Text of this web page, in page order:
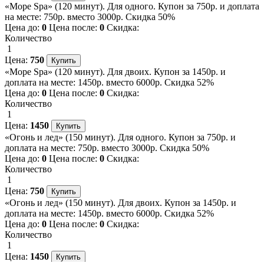
«Море Spa» (120 минут). Для одного. Купон за 750р. и доплата
на месте: 750р. вместо 3000р. Скидка 50%
Цена до: 0 Цена после: 0 Скидка:
Количество
1
Цена: 750
«Море Spa» (120 минут). Для двоих. Купон за 1450р. и
доплата на месте: 1450р. вместо 6000р. Скидка 52%
Цена до: 0 Цена после: 0 Скидка:
Количество
1
Цена: 1450
«Огонь и лед» (150 минут). Для одного. Купон за 750р. и
доплата на месте: 750р. вместо 3000р. Скидка 50%
Цена до: 0 Цена после: 0 Скидка:
Количество
1
Цена: 750
«Огонь и лед» (150 минут). Для двоих. Купон за 1450р. и
доплата на месте: 1450р. вместо 6000р. Скидка 52%
Цена до: 0 Цена после: 0 Скидка:
Количество
1
Цена: 1450